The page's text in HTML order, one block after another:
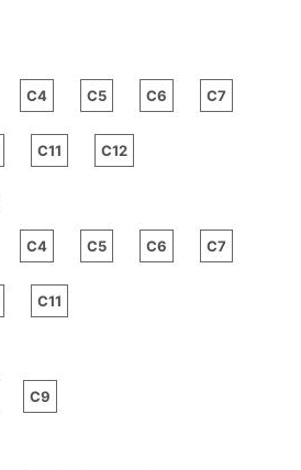
C4 C5 C6 C7
C11 C12
C4 C5 C6 C7
C11
C9